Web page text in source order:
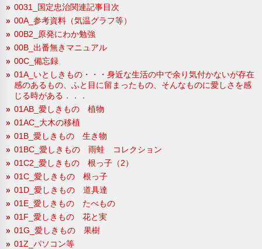
0031_国定忠治関連記事目次
00A_参考資料（気温グラフ等）
00B2_原発にわか勉強
00B_出番無きマニュアル
00C_備忘録
01A_いとしきもの・・・身近な生活の中で余り気付かないが存在
感のあるもの、ふと目に留まったもの、そんなものに愛しさを感
じる時がある．．．
01AB_愛しきもの 植物
01AC_大木の移植
01B_愛しきもの 生き物
01BC_愛しきもの 雨蛙 コレクション
01C2_愛しきもの 根っ子（2）
01C_愛しきもの 根っ子
01D_愛しきもの 道具達
01E_愛しきもの たべもの
01F_愛しきもの 花と実
01G_愛しきもの 果樹
01Z_パソコン等